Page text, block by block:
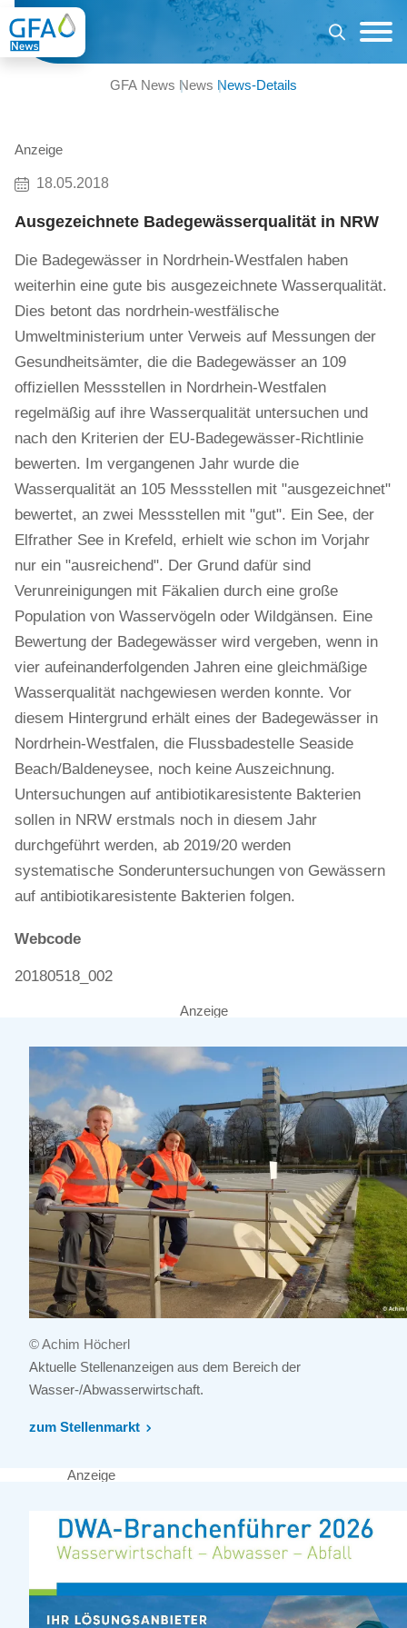
GFA News News News-Details
Anzeige
18.05.2018
Ausgezeichnete Badegewässerqualität in NRW
Die Badegewässer in Nordrhein-Westfalen haben
weiterhin eine gute bis ausgezeichnete Wasserqualität.
Dies betont das nordrhein-westfälische
Umweltministerium unter Verweis auf Messungen der
Gesundheitsämter, die die Badegewässer an 109
offiziellen Messstellen in Nordrhein-Westfalen
regelmäßig auf ihre Wasserqualität untersuchen und
nach den Kriterien der EU-Badegewässer-Richtlinie
bewerten. Im vergangenen Jahr wurde die
Wasserqualität an 105 Messstellen mit "ausgezeichnet"
bewertet, an zwei Messstellen mit "gut". Ein See, der
Elfrather See in Krefeld, erhielt wie schon im Vorjahr
nur ein "ausreichend". Der Grund dafür sind
Verunreinigungen mit Fäkalien durch eine große
Population von Wasservögeln oder Wildgänsen. Eine
Bewertung der Badegewässer wird vergeben, wenn in
vier aufeinanderfolgenden Jahren eine gleichmäßige
Wasserqualität nachgewiesen werden konnte. Vor
diesem Hintergrund erhält eines der Badegewässer in
Nordrhein-Westfalen, die Flussbadestelle Seaside
Beach/Baldeneysee, noch keine Auszeichnung.
Untersuchungen auf antibiotikaresistente Bakterien
sollen in NRW erstmals noch in diesem Jahr
durchgeführt werden, ab 2019/20 werden
systematische Sonderuntersuchungen von Gewässern
auf antibiotikaresistente Bakterien folgen.
Webcode
20180518_002
Anzeige
© Achim Höcherl
Aktuelle Stellenanzeigen aus dem Bereich der
Wasser-/Abwasserwirtschaft.
zum Stellenmarkt
Anzeige